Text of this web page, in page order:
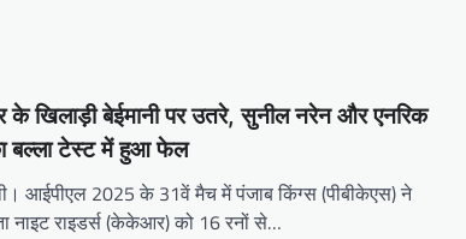
खिलाड़ी बेईमानी पर उतरे, सुनील नरेन और एनरिक
बल्ला टेस्ट में हुआ फेल
आईपीएल 2025 के 31वें मैच में पंजाब किंग्स (पीबीकेएस) ने
नाइट राइडर्स (केकेआर) को 16 रनों से…